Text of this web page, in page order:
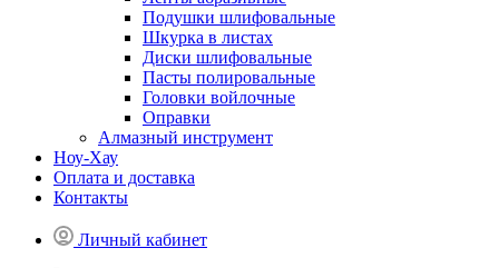
Подушки шлифовальные
Шкурка в листах
Диски шлифовальные
Пасты полировальные
Головки войлочные
Оправки
Алмазный инструмент
Ноу-Хау
Оплата и доставка
Контакты
Личный кабинет